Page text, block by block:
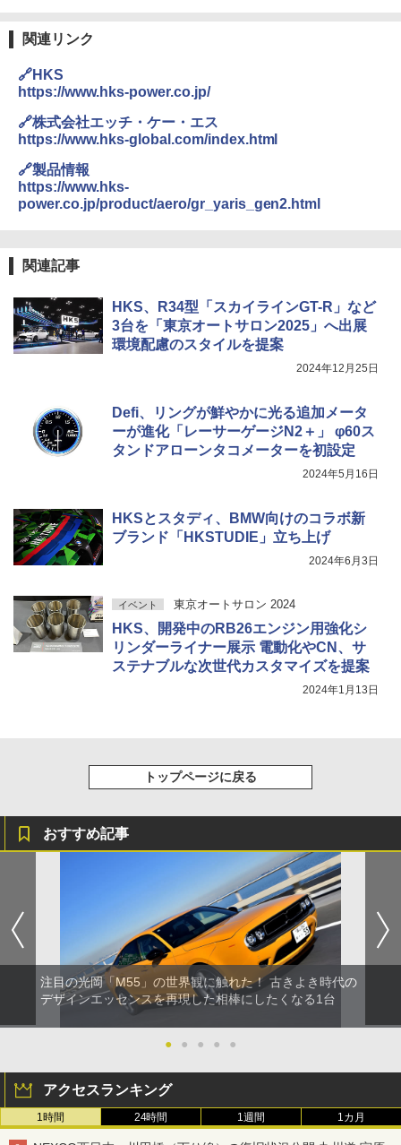
関連リンク
🔗HKS
https://www.hks-power.co.jp/
🔗株式会社エッチ・ケー・エス
https://www.hks-global.com/index.html
🔗製品情報
https://www.hks-
power.co.jp/product/aero/gr_yaris_gen2.html
関連記事
HKS、R34型「スカイラインGT-R」など
3台を「東京オートサロン2025」へ出展
環境配慮のスタイルを提案
2024年12月25日
Defi、リングが鮮やかに光る追加メータ
ーが進化「レーサーゲージN2＋」 φ60ス
タンドアローンタコメーターを初設定
2024年5月16日
HKSとスタディ、BMW向けのコラボ新
ブランド「HKSTUDIE」立ち上げ
2024年6月3日
イベント 東京オートサロン 2024
HKS、開発中のRB26エンジン用強化シ
リンダーライナー展示 電動化やCN、サ
ステナブルな次世代カスタマイズを提案
2024年1月13日
トップページに戻る
おすすめ記事
注目の光岡「M55」の世界観に触れた！ 古きよき時代の
デザインエッセンスを再現した相棒にしたくなる1台
● ● ● ● ●
アクセスランキング
1時間 24時間 1週間 1カ月